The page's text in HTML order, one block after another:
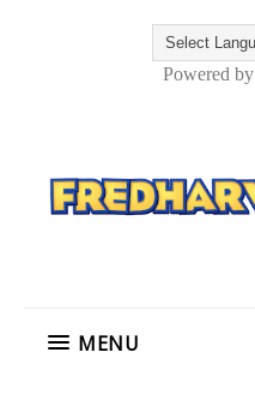
Powered by
MENU